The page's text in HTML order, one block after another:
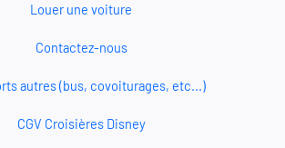
Louer une voiture
Contactez-nous
autres (bus, covoiturages, etc...)
CGV Croisières Disney